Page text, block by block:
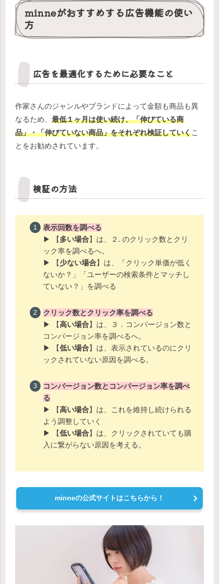
minneがおすすめする広告機能の使い
方
広告を最適化するために必要なこと
作家さんのジャンルやブランドによって金額も商品も異
なるため、 最低１ヶ月は使い続け、「伸びている商
品」・「伸びていない商品」をそれぞれ検証していくこ
とをお勧めされています。
検証の方法
表示回数を調べる
▶ 【多い場合】は、２. のクリック数とクリ
ック率を調べるへ。
▶ 【少ない場合】は、「クリック単価が低く
ないか？」「ユーザーの検索条件とマッチし
ていない？」を調べる
クリック数とクリック率を調べる
▶ 【高い場合】は、３．コンバージョン数と
コンバージョン率を調べるへ。
▶ 【低い場合】は、表示されているのにクリ
ックされていない原因を調べる。
コンバージョン数とコンバージョン率を調べ
る
▶ 【高い場合】は、これを維持し続けられる
よう調整していく
▶ 【低い場合】は、クリックされていても購
入に繋がらない原因を考える。
minneの公式サイトはこちらから！